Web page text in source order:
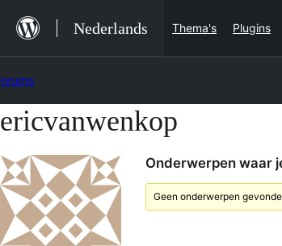
naar
de
inhoud
Nederlands Thema's Plugins
Ga
de
inhoud
ericvanwenkop
Onderwerpen waar
Geen onderwerpen